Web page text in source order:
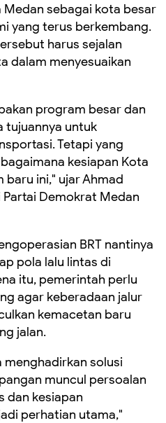
sebagai kota besar
yang terus berkembang.
harus sejalan
dalam menyesuaikan
program besar dan
tujuannya untuk
Tetapi yang
kesiapan Kota
ini," ujar Ahmad
Demokrat Medan
BRT nantinya
pola lalu lintas di
itu, pemerintah perlu
agar keberadaan jalur
kemacetan baru
jalan.
solusi
muncul persoalan
dan kesiapan
perhatian utama,"